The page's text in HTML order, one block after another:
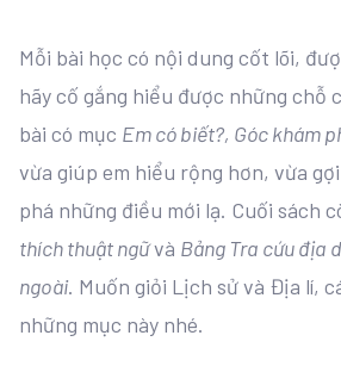
Mỗi bài học có nội dung cốt lõi,
hãy cố gắng hiểu được những chỗ
bài có mục Em có biết?, Góc khám
vừa giúp em hiểu rộng hơn, vừa
phá những điều mới lạ. Cuối sách
thích thuật ngữvà Bảng Tra cứu địa
ngoài. Muốn giỏi Lịch sử và Địa lí,
những mục này nhé.